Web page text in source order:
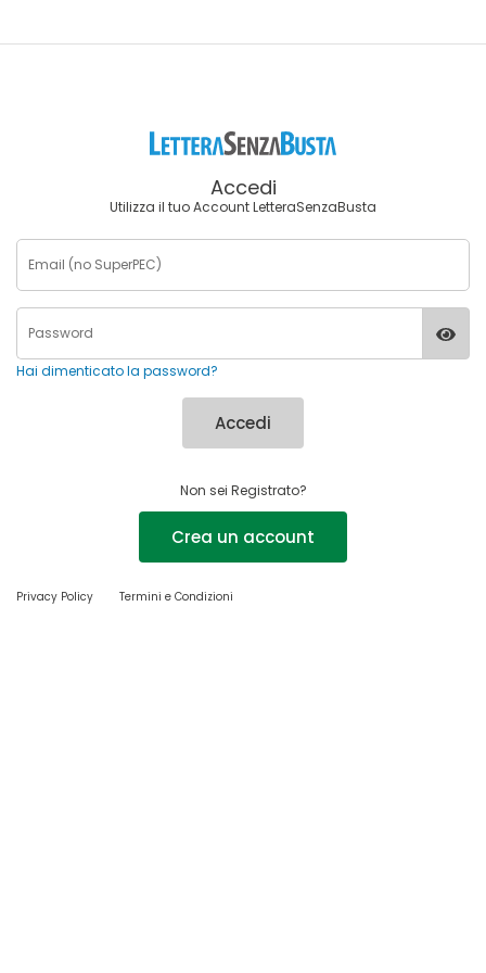
Accedi
Utilizza il tuo Account LetteraSenzaBusta
Hai dimenticato la password?
Accedi
Non sei Registrato?
Crea un account
Privacy Policy Termini e Condizioni